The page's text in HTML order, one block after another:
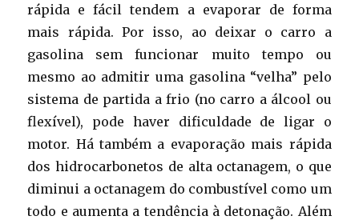
rápida e fácil tendem a evaporar de forma
mais rápida. Por isso, ao deixar o carro a
gasolina sem funcionar muito tempo ou
mesmo ao admitir uma gasolina “velha” pelo
sistema de partida a frio (no carro a álcool ou
flexível), pode haver dificuldade de ligar o
motor. Há também a evaporação mais rápida
dos hidrocarbonetos de alta octanagem, o que
diminui a octanagem do combustível como um
todo e aumenta a tendência à detonação. Além